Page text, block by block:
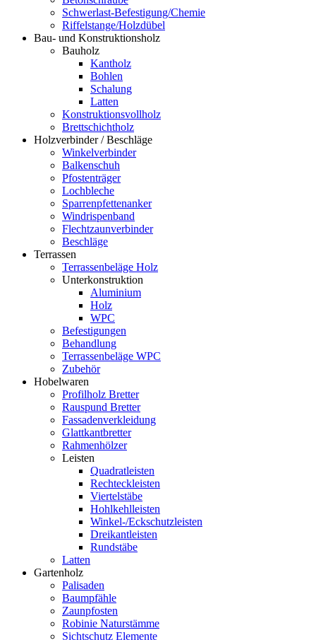
Schwerlast-Befestigung/Chemie
Riffelstange/Holzdübel
Bau- und Konstruktionsholz
Bauholz
Kantholz
Bohlen
Schalung
Latten
Konstruktionsvollholz
Brettschichtholz
Holzverbinder / Beschläge
Winkelverbinder
Balkenschuh
Pfostenträger
Lochbleche
Sparrenpfettenanker
Windrispenband
Flechtzaunverbinder
Beschläge
Terrassen
Terrassenbeläge Holz
Unterkonstruktion
Aluminium
Holz
WPC
Befestigungen
Behandlung
Terrassenbeläge WPC
Zubehör
Hobelwaren
Profilholz Bretter
Rauspund Bretter
Fassadenverkleidung
Glattkantbretter
Rahmenhölzer
Leisten
Quadratleisten
Rechteckleisten
Viertelstäbe
Hohlkehlleisten
Winkel-/Eckschutzleisten
Dreikantleisten
Rundstäbe
Latten
Gartenholz
Palisaden
Baumpfähle
Zaunpfosten
Robinie Naturstämme
Sichtschutz Elemente